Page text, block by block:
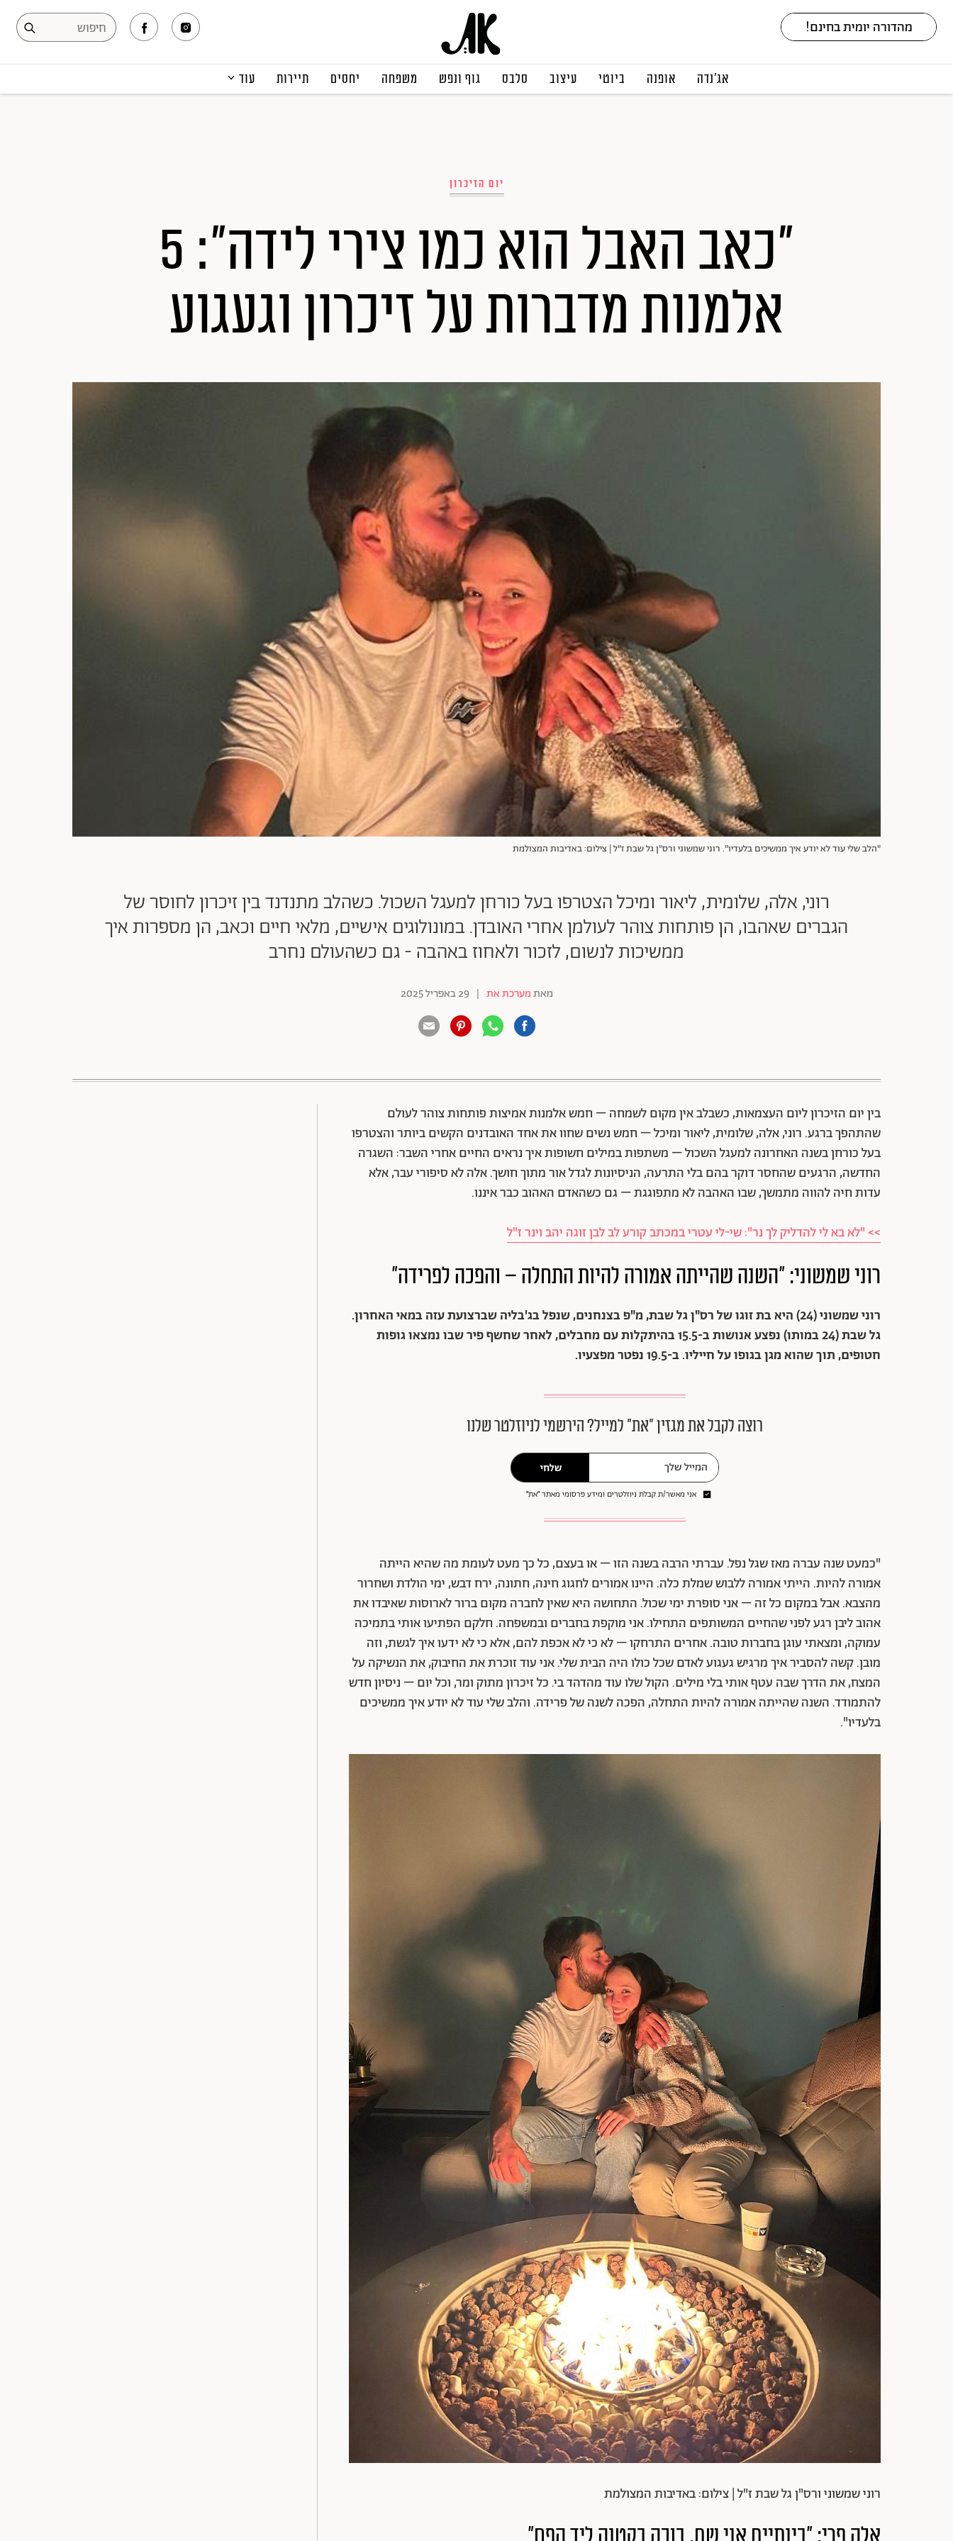
אג׳נדה אופנה ביוטי עיצוב סלבס גוף ונפש משפחה יחסים תיירות עוד
יום הזיכרון
"כאב האבל הוא כמו צירי לידה": 5
אלמנות מדברות על זיכרון וגעגוע
"הלב שלי עוד לא יודע איך ממשיכים בלעדיו". רוני שמשוני ורס"ן גל שבת ז"ל | צילום: באדיבות המצולמת
רוני, אלה, שלומית, ליאור ומיכל הצטרפו בעל כורחן למעגל השכול. כשהלב מתנדנד בין זיכרון לחוסר של
הגברים שאהבו, הן פותחות צוהר לעולמן אחרי האובדן. במונולוגים אישיים, מלאי חיים וכאב, הן מספרות איך
ממשיכות לנשום, לזכור ולאחוז באהבה - גם כשהעולם נחרב
מאתמערכת את | 29 באפריל 2025
בין יום הזיכרון ליום העצמאות, כשבלב אין מקום לשמחה – חמש אלמנות אמיצות פותחות צוהר לעולם
שהתהפך ברגע. רוני, אלה, שלומית, ליאור ומיכל – חמש נשים שחוו את אחד האובדנים הקשים ביותר והצטרפו
בעל כורחן בשנה האחרונה למעגל השכול – משתפות במילים חשופות איך נראים החיים אחרי השבר: השגרה
החדשה, הרגעים שהחסר דוקר בהם בלי התרעה, הניסיונות לגדל אור מתוך חושך. אלה לא סיפורי עבר, אלא
עדות חיה להווה מתמשך, שבו האהבה לא מתפוגגת – גם כשהאדם האהוב כבר איננו.
>> "לא בא לי להדליק לך נר": שי-לי עטרי במכתב קורע לב לבן זוגה יהב וינר ז"ל
רוני שמשוני: "השנה שהייתה אמורה להיות התחלה – והפכה לפרידה"
רוני שמשוני (24) היא בת זוגו של רס"ן גל שבת, מ"פ בצנחנים, שנפל בג'בליה שברצועת עזה במאי האחרון.
גל שבת (24 במותו) נפצע אנושות ב-15.5 בהיתקלות עם מחבלים, לאחר שחשף פיר שבו נמצאו גופות
חטופים, תוך שהוא מגן בגופו על חייליו. ב-19.5 נפטר מפצעיו.
רוצה לקבל את מגזין ״את״ למייל? הירשמי לניוזלטר שלנו
שלחי
אני מאשר/ת קבלת ניוזלטרים ומידע פרסומי מאתר ״את״
"כמעט שנה עברה מאז שגל נפל. עברתי הרבה בשנה הזו – או בעצם, כל כך מעט לעומת מה שהיא הייתה
אמורה להיות. הייתי אמורה ללבוש שמלת כלה. היינו אמורים לחגוג חינה, חתונה, ירח דבש, ימי הולדת ושחרור
מהצבא. אבל במקום כל זה – אני סופרת ימי שכול. התחושה היא שאין לחברה מקום ברור לארוסות שאיבדו את
אהוב ליבן רגע לפני שהחיים המשותפים התחילו. אני מוקפת בחברים ובמשפחה. חלקם הפתיעו אותי בתמיכה
עמוקה, ומצאתי עוגן בחברות טובה. אחרים התרחקו – לא כי לא אכפת להם, אלא כי לא ידעו איך לגשת, וזה
מובן. קשה להסביר איך מרגיש געגוע לאדם שכל כולו היה הבית שלי. אני עוד זוכרת את החיבוק, את הנשיקה על
המצח, את הדרך שבה עטף אותי בלי מילים. הקול שלו עוד מהדהד בי. כל זיכרון מתוק ומר, וכל יום – ניסיון חדש
להתמודד. השנה שהייתה אמורה להיות התחלה, הפכה לשנה של פרידה. והלב שלי עוד לא יודע איך ממשיכים
בלעדיו".
רוני שמשוני ורס"ן גל שבת ז"ל | צילום: באדיבות המצולמת